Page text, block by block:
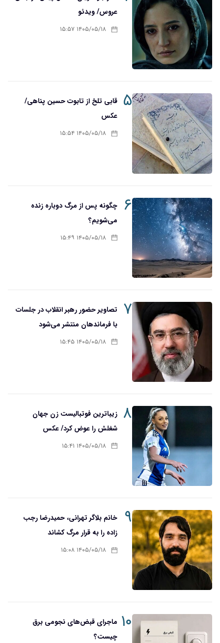
عروس/ ویدئو
۱۴۰۵/۰۵/۱۸ ۱۵:۵۷
۵ قابی تلخ از تابوت حسین پناهی/
عکس
۱۴۰۵/۰۵/۱۸ ۱۵:۵۴
۶
چگونه پس از مرگ دوباره زنده
می‌شویم؟
۱۴۰۵/۰۵/۱۸ ۱۵:۴۹
۷
تصاویر حضور رهبر انقلاب در جلسات
با فرماندهان منتشر می‌شود
۱۴۰۵/۰۵/۱۸ ۱۵:۴۵
۸ زیباترین فوتبالیست زن جهان
شغلش را عوض کرد/ عکس
۱۴۰۵/۰۵/۱۸ ۱۵:۴۱
۹
خانم بلاگر تهرانی، حمیدرضا رجب
زاده را به قرار مرگ کشاند
۱۴۰۵/۰۵/۱۸ ۱۵:۰۸
۱۰ ماجرای قبض‌های نجومی برق
چیست؟